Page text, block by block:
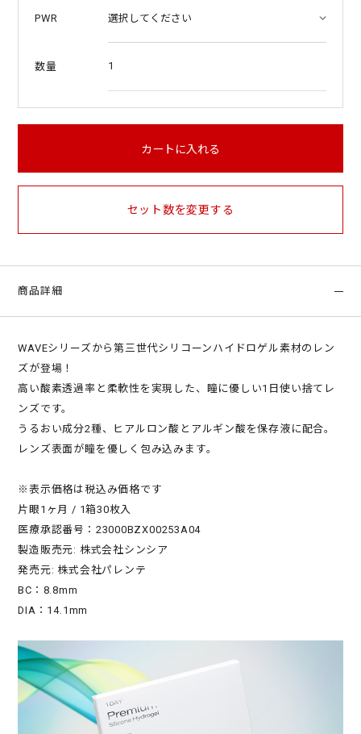
PWR
数量 1
カートに入れる
セット数を変更する
商品詳細
WAVEシリーズから第三世代シリコーンハイドロゲル素材のレン
ズが登場！
高い酸素透過率と柔軟性を実現した、瞳に優しい1日使い捨てレ
ンズです。
うるおい成分2種、ヒアルロン酸とアルギン酸を保存液に配合。
レンズ表面が瞳を優しく包み込みます。
※表示価格は税込み価格です
片眼1ヶ月 / 1箱30枚入
医療承認番号：23000BZX00253A04
製造販売元: 株式会社シンシア
発売元: 株式会社パレンテ
BC：8.8mm
DIA：14.1mm